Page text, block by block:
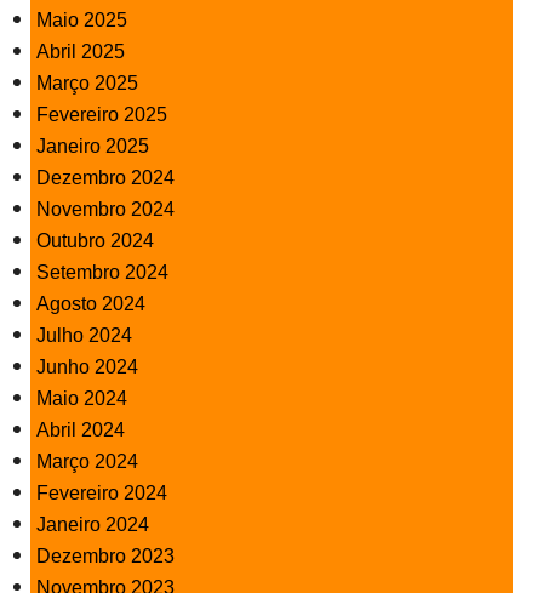
Maio 2025
Abril 2025
Março 2025
Fevereiro 2025
Janeiro 2025
Dezembro 2024
Novembro 2024
Outubro 2024
Setembro 2024
Agosto 2024
Julho 2024
Junho 2024
Maio 2024
Abril 2024
Março 2024
Fevereiro 2024
Janeiro 2024
Dezembro 2023
Novembro 2023